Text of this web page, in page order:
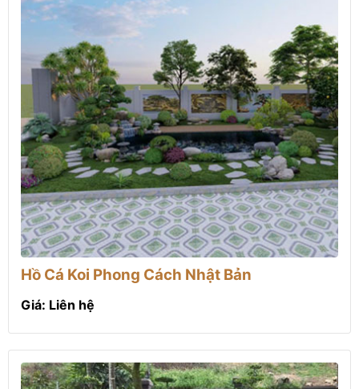
Hồ Cá Koi Phong Cách Nhật Bản
Giá: Liên hệ